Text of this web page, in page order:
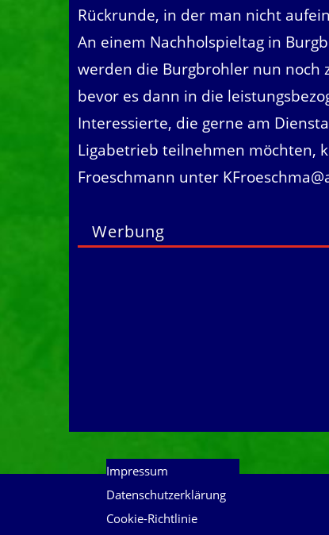
Rückrunde, in der man nicht
An einem Nachholspieltag in
werden die Burgbrohler nun noch
bevor es dann in die
Interessierte, die gerne am
Ligabetrieb teilnehmen möchten,
Froeschmann unter
Werbung
Impressum
Datenschutzerklärung
Cookie-Richtlinie